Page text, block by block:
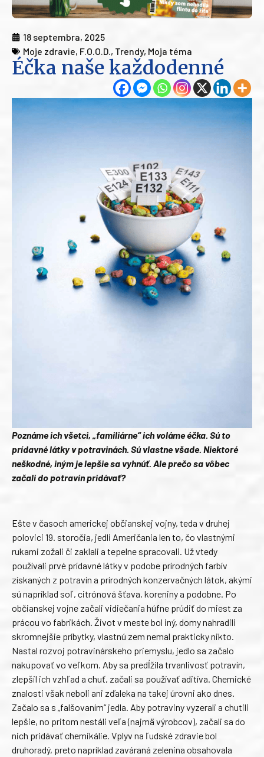
18 septembra, 2025
Moje zdravie, F.O.O.D., Trendy, Moja téma
Éčka naše každodenné
Poznáme ich všetci, „familiárne“ ich voláme éčka. Sú to
prídavné látky v potravinách. Sú vlastne všade. Niektoré
neškodné, iným je lepšie sa vyhnúť. Ale prečo sa vôbec
začali do potravín pridávať?
Ešte v časoch americkej občianskej vojny, teda v druhej
polovici 19. storočia, jedli Američania len to, čo vlastnými
rukami zožali či zaklali a tepelne spracovali. Už vtedy
používali prvé prídavné látky v podobe prírodných farbív
získaných z potravín a prírodných konzervačných látok, akými
sú napríklad soľ, citrónová šťava, koreniny a podobne. Po
občianskej vojne začali vidiečania húfne prúdiť do miest za
prácou vo fabrikách. Život v meste bol iný, domy nahradili
skromnejšie príbytky, vlastnú zem nemal prakticky nikto.
Nastal rozvoj potravinárskeho priemyslu, jedlo sa začalo
nakupovať vo veľkom. Aby sa predĺžila trvanlivosť potravín,
zlepšil ich vzhľad a chuť, začali sa používať aditíva. Chemické
znalosti však neboli ani zďaleka na takej úrovni ako dnes.
Začalo sa s „falšovaním“ jedla. Aby potraviny vyzerali a chutili
lepšie, no pritom nestáli veľa (najmä výrobcov), začali sa do
nich pridávať chemikálie. Vplyv na ľudské zdravie bol
druhoradý, preto napríklad zaváraná zelenina obsahovala